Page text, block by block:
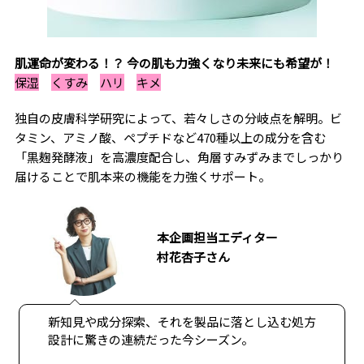
肌運命が変わる！？ 今の肌も力強くなり未来にも希望が！
保湿
くすみ ハリ キメ
独自の皮膚科学研究によって、若々しさの分岐点を解明。ビ
タミン、アミノ酸、ペプチドなど470種以上の成分を含む
「黒麹発酵液」を高濃度配合し、角層すみずみまでしっかり
届けることで肌本来の機能を力強くサポート。
本企画担当エディター
村花杏子さん
新知見や成分探索、それを製品に落とし込む処方
設計に驚きの連続だった今シーズン。